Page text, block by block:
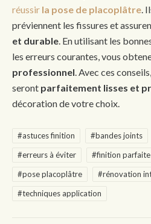
réussir la pose de placoplâtre .
préviennent les fissures et
et durable . En utilisant les
les erreurs courantes, vous
professionnel . Avec ces
seront parfaitement lisses et
décoration de votre choix.
#astuces finition #bandes joints
#erreurs à éviter
#finition parfaite
#pose placoplâtre
#rénovation
#techniques application